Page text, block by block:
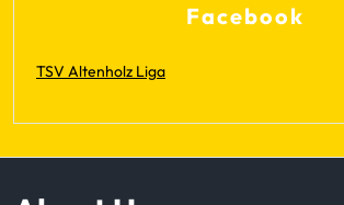
Facebook
TSV Altenholz Liga